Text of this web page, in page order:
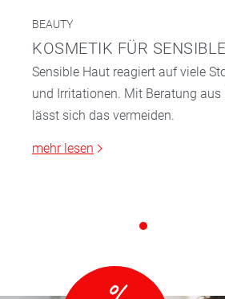
BEAUTY
KOSMETIK FÜR
Sensible Haut reagiert auf viele
und Irritationen. Mit Beratung aus
lässt sich das vermeiden.
mehr lesen